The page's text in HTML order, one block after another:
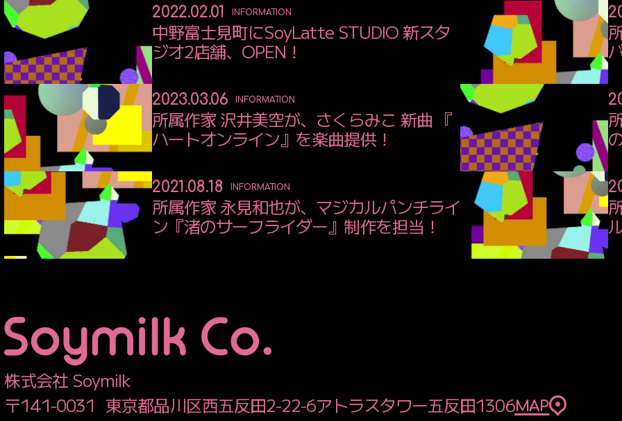
2022.02.01 INFORMATION
中野富士見町にSoyLatte STUDIO 新スタ
ジオ2店舗、OPEN！
2023.03.06 INFORMATION
所属作家 沢井美空が、さくらみこ 新曲 『
ハートオンライン』を楽曲提供！
2021.08.18 INFORMATION
所属作家 永見和也が、マジカルパンチライ
ン『渚のサーフライダー』制作を担当！
株式会社 Soymilk
〒141-0031 東京都品川区西五反田2-22-6アトラスタワー五反田1306MAP